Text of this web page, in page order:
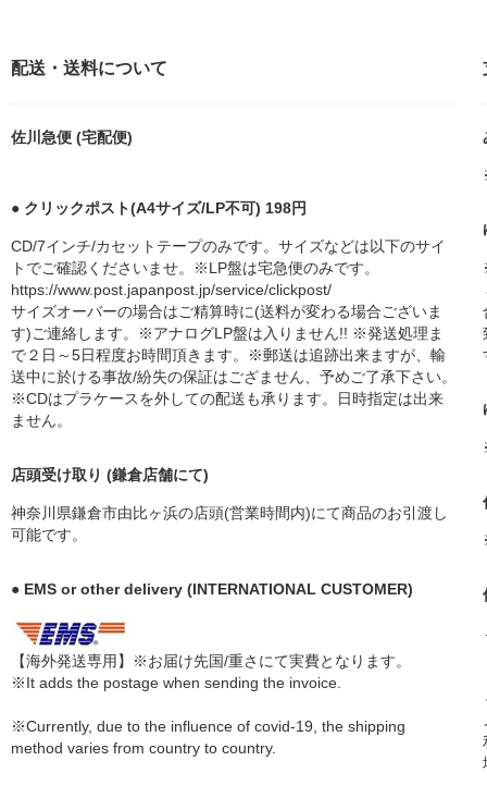
配送・送料について
佐川急便 (宅配便)
● クリックポスト(A4サイズ/LP不可) 198円
CD/7インチ/カセットテープのみです。サイズなどは以下のサイ
トでご確認くださいませ。※LP盤は宅急便のみです。
https://www.post.japanpost.jp/service/clickpost/
サイズオーバーの場合はご精算時に(送料が変わる場合ございま
す)ご連絡します。※アナログLP盤は入りません!! ※発送処理ま
で２日～5日程度お時間頂きます。※郵送は追跡出来ますが、輸
送中に於ける事故/紛失の保証はござません、予めご了承下さい。
※CDはプラケースを外しての配送も承ります。日時指定は出来
ません。
店頭受け取り (鎌倉店舗にて)
神奈川県鎌倉市由比ヶ浜の店頭(営業時間内)にて商品のお引渡し
可能です。
● EMS or other delivery (INTERNATIONAL CUSTOMER)
【海外発送専用】※お届け先国/重さにて実費となります。
※It adds the postage when sending the invoice.
※Currently, due to the influence of covid-19, the shipping
method varies from country to country.